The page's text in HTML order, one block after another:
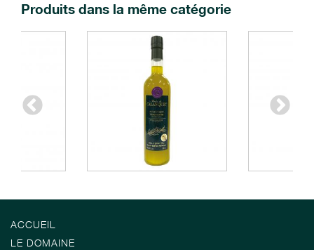
Produits dans la même catégorie
ACCUEIL
LE DOMAINE